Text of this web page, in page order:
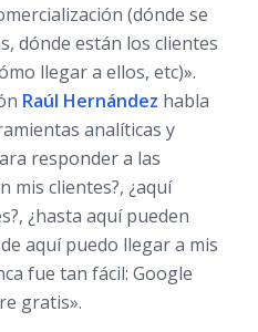
(dónde se
dónde están los clientes
llegar a ellos, etc)».
Raúl Hernández habla
analíticas y
responder a las
mis clientes?, ¿aquí
¿hasta aquí pueden
aquí puedo llegar a mis
fue tan fácil: Google
gratis».